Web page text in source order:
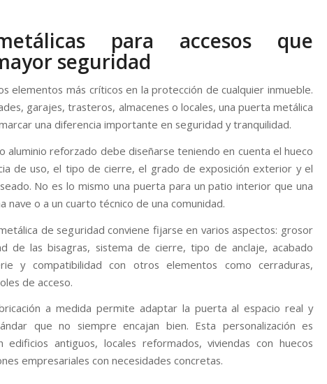
para accesos que
seguridad
elementos más críticos en la protección de cualquier inmueble.
garajes, trasteros, almacenes o locales, una puerta metálica
una diferencia importante en seguridad y tranquilidad.
aluminio reforzado debe diseñarse teniendo en cuenta el hueco
de uso, el tipo de cierre, el grado de exposición exterior y el
No es lo mismo una puerta para un patio interior que una
nave o a un cuarto técnico de una comunidad.
de seguridad conviene fijarse en varios aspectos: grosor
de las bisagras, sistema de cierre, tipo de anclaje, acabado
y compatibilidad con otros elementos como cerraduras,
de acceso.
a medida permite adaptar la puerta al espacio real y
que no siempre encajan bien. Esta personalización es
edificios antiguos, locales reformados, viviendas con huecos
empresariales con necesidades concretas.